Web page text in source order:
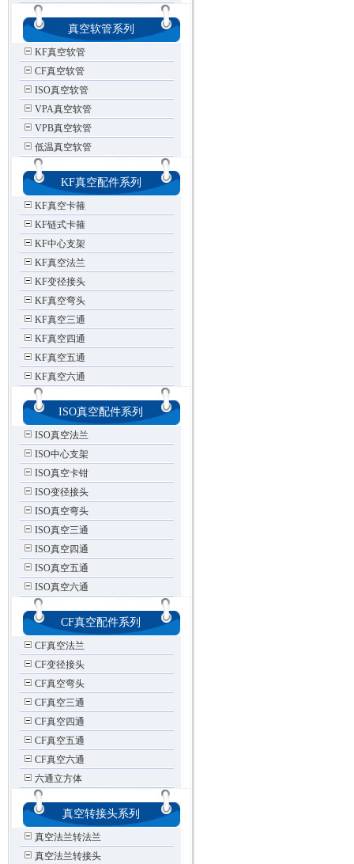
真空软管系列
KF真空软管
CF真空软管
ISO真空软管
VPA真空软管
VPB真空软管
低温真空软管
KF真空配件系列
KF真空卡箍
KF链式卡箍
KF中心支架
KF真空法兰
KF变径接头
KF真空弯头
KF真空三通
KF真空四通
KF真空五通
KF真空六通
ISO真空配件系列
ISO真空法兰
ISO中心支架
ISO真空卡钳
ISO变径接头
ISO真空弯头
ISO真空三通
ISO真空四通
ISO真空五通
ISO真空六通
CF真空配件系列
CF真空法兰
CF变径接头
CF真空弯头
CF真空三通
CF真空四通
CF真空五通
CF真空六通
六通立方体
真空转接头系列
真空法兰转法兰
真空法兰转接头